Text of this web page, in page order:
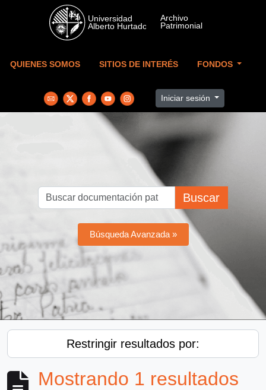
Skip to main content
QUIENES SOMOS SITIOS DE INTERÉS FONDOS
Iniciar sesión
Buscar
Búsqueda Avanzada »
Restringir resultados por:
Mostrando 1 resultados